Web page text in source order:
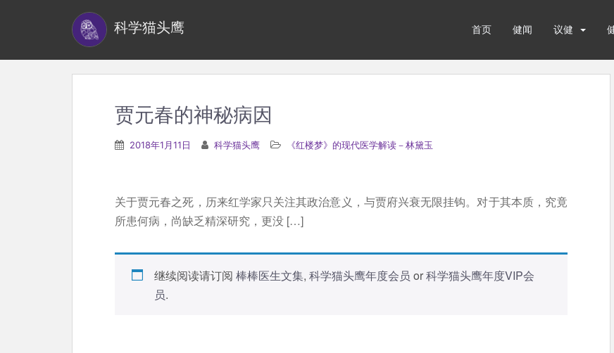
科学猫头鹰 首页 健闻 议健
贾元春的神秘病因
2018年1月11日 科学猫头鹰 《红楼梦》的现代医学解读－林黛玉
关于贾元春之死，历来红学家只关注其政治意义，与贾府兴衰无限挂钩。对于其本质，究竟
所患何病，尚缺乏精深研究，更没 […]
继续阅读请订阅 棒棒医生文集, 科学猫头鹰年度会员 or科学猫头鹰年度VIP会
员.